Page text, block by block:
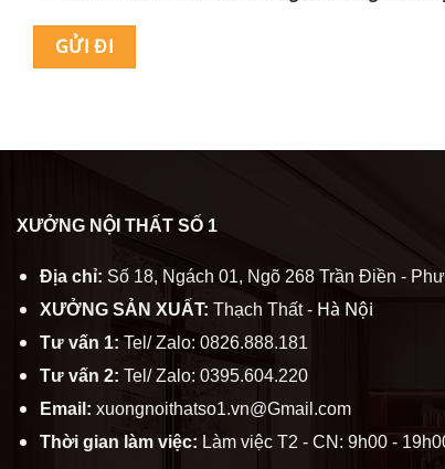
XƯỞNG NỘI THẤT SỐ 1
Địa chỉ: Số 18, Ngách 01, Ngõ 268 Trần Điền -
XƯỞNG SẢN XUẤT: Thạch Thất -Hà Nội
Tư vấn 1: Tel/ Zalo: 0826.888.181
Tư vấn 2: Tel/ Zalo: 0395.604.220
Email: xuongnoithatso1.vn@Gmail.com
Thời gian làm việc: Làm việc T2 - CN: 9h00 -